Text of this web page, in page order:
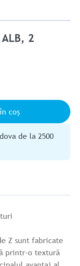
2
coș
de la 2500
Z sunt fabricate
printr-o textură